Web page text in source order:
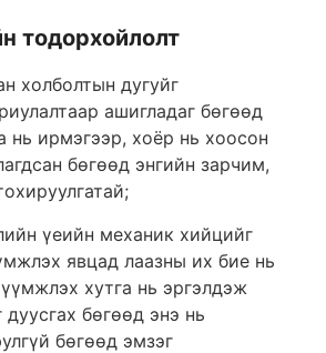
тодорхойлолт
холболтын дугуйг
ашигладаг бөгөөд
нь ирмэгээр, хоёр нь хоосон
бөгөөд энгийн зарчим,
үеийн механик хийцийг
явцад лаазны их бие нь
хутга нь эргэлдэж
бөгөөд энэ нь
бөгөөд эмзэг